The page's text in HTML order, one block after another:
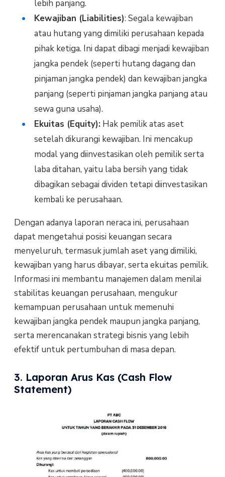
lebih panjang.
Kewajiban (Liabilities): Segala kewajiban
atau hutang yang dimiliki perusahaan kepada
pihak ketiga. Ini dapat dibagi menjadi kewajiban
jangka pendek (seperti hutang dagang dan
pinjaman jangka pendek) dan kewajiban jangka
panjang (seperti pinjaman jangka panjang atau
sewa guna usaha).
Ekuitas (Equity):Hak pemilik atas aset
setelah dikurangi kewajiban. Ini mencakup
modal yang diinvestasikan oleh pemilik serta
laba ditahan, yaitu laba bersih yang tidak
dibagikan sebagai dividen tetapi diinvestasikan
kembali ke perusahaan.
Dengan adanya laporan neraca ini, perusahaan
dapat mengetahui posisi keuangan secara
menyeluruh, termasuk jumlah aset yang dimiliki,
kewajiban yang harus dibayar, serta ekuitas pemilik.
Informasi ini membantu manajemen dalam menilai
stabilitas keuangan perusahaan, mengukur
kemampuan perusahaan untuk memenuhi
kewajiban jangka pendek maupun jangka panjang,
serta merencanakan strategi bisnis yang lebih
efektif untuk pertumbuhan di masa depan.
3. Laporan Arus Kas (Cash Flow
Statement)